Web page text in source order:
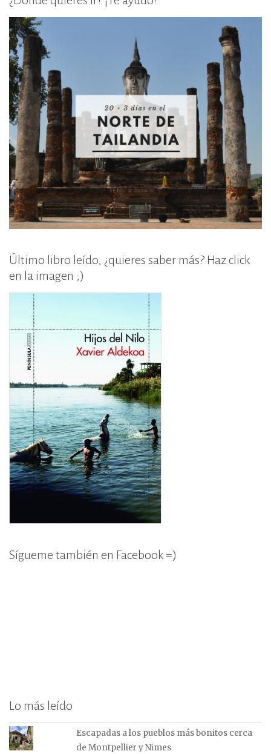
Último libro leído, ¿quieres saber más? Haz click
en la imagen ;)
Sígueme también en Facebook =)
Lo más leído
Escapadas a los pueblos más bonitos cerca
de Montpellier y Nimes